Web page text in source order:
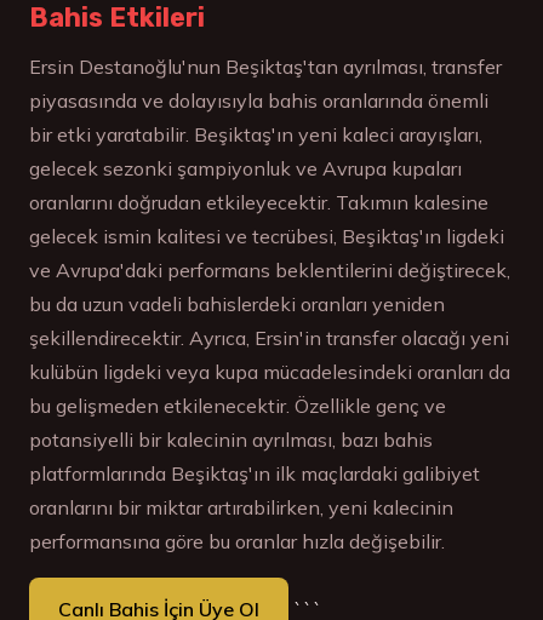
Bahis Etkileri
Ersin Destanoğlu'nun Beşiktaş'tan ayrılması, transfer
piyasasında ve dolayısıyla bahis oranlarında önemli
bir etki yaratabilir. Beşiktaş'ın yeni kaleci arayışları,
gelecek sezonki şampiyonluk ve Avrupa kupaları
oranlarını doğrudan etkileyecektir. Takımın kalesine
gelecek ismin kalitesi ve tecrübesi, Beşiktaş'ın ligdeki
ve Avrupa'daki performans beklentilerini değiştirecek,
bu da uzun vadeli bahislerdeki oranları yeniden
şekillendirecektir. Ayrıca, Ersin'in transfer olacağı yeni
kulübün ligdeki veya kupa mücadelesindeki oranları da
bu gelişmeden etkilenecektir. Özellikle genç ve
potansiyelli bir kalecinin ayrılması, bazı bahis
platformlarında Beşiktaş'ın ilk maçlardaki galibiyet
oranlarını bir miktar artırabilirken, yeni kalecinin
performansına göre bu oranlar hızla değişebilir.
Canlı Bahis İçin Üye Ol ```